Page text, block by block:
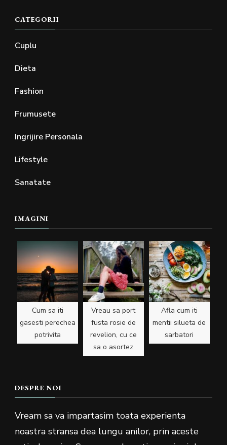
CATEGORII
Cuplu
Dieta
Fashion
Frumusete
Ingrijire Personala
Lifestyle
Sanatate
IMAGINI
Cum sa iti
gasesti perechea
potrivita
Vreau sa port
fusta rosie de
revelion, cu ce
sa o asortez
Afla cum iti
mentii silueta de
sarbatori
DESPRE NOI
Vream sa va impartasim toata experienta
noastra stransa dea lungu anilor, prin aceste